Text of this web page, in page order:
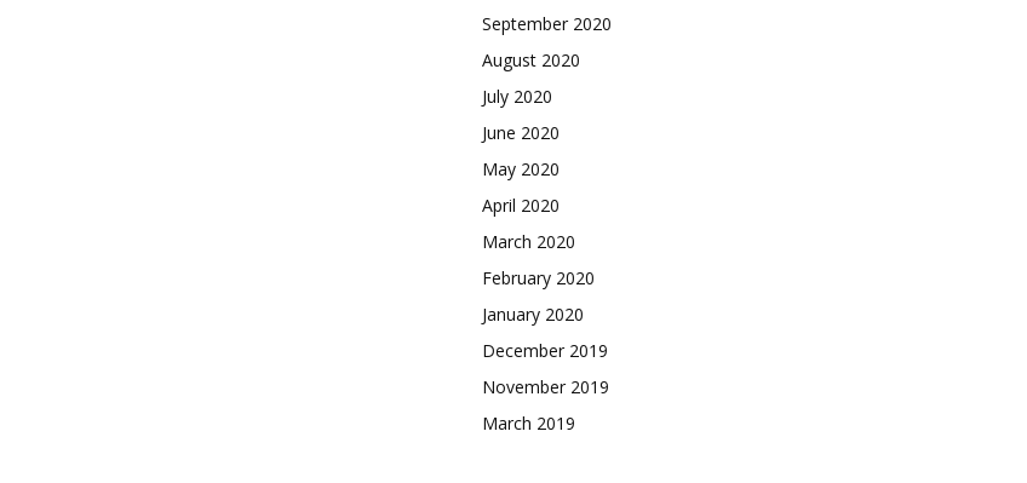
September 2020
August 2020
July 2020
June 2020
May 2020
April 2020
March 2020
February 2020
January 2020
December 2019
November 2019
March 2019